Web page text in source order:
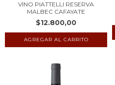
VINO PIATTELLI RESERVA
MALBEC CAFAYATE
$12.800,00